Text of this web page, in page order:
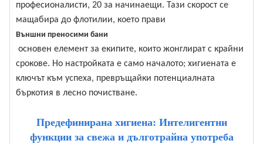
професионалисти, 20 за начинаещи. Тази скорост се
мащабира до флотилии, което прави
Външни преносими бани
основен елемент за екипите, които жонглират с крайни
срокове. Но настройката е само началото; хигиената е
ключът към успеха, превръщайки потенциалната
бъркотия в лесно почистване.
Предефинирана хигиена: Интелигентни
функции за свежа и дълготрайна употреба